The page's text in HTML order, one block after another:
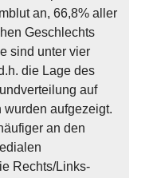
an, 66,8% aller
Geschlechts
sind unter vier
die Lage des
auf
aufgezeigt.
an den
Rechts/Links-